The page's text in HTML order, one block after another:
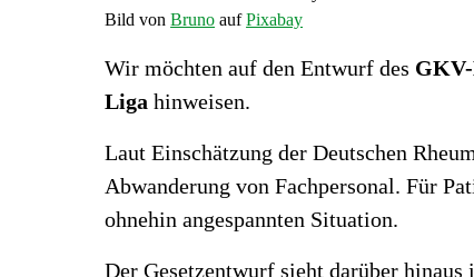
Bild vonBruno aufPixabay
Wir möchten auf den Entwurf des GKV-
Ligahinweisen.
Laut Einschätzung der Deutschen
Abwanderung von Fachpersonal. Für
ohnehin angespannten Situation.
Der Gesetzentwurf sieht darüber